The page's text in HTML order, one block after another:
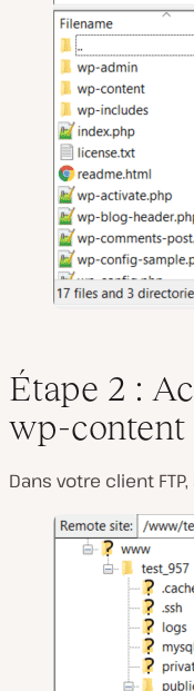
Étape 2 :
wp-content
Dans votre client